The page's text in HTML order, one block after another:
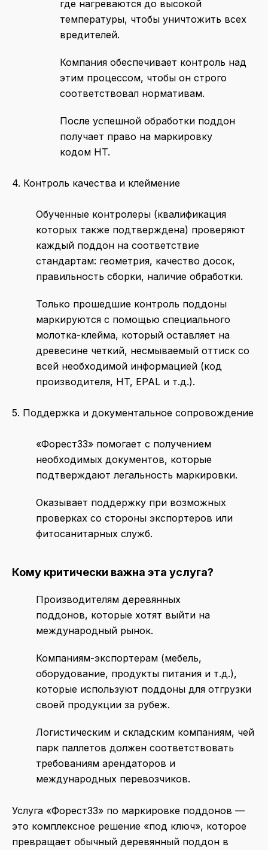
где нагреваются до высокой
температуры, чтобы уничтожить всех
вредителей.
Компания обеспечивает контроль над
этим процессом, чтобы он строго
соответствовал нормативам.
После успешной обработки поддон
получает право на маркировку
кодом HT.
4. Контроль качества и клеймение
Обученные контролеры (квалификация
которых также подтверждена) проверяют
каждый поддон на соответствие
стандартам: геометрия, качество досок,
правильность сборки, наличие обработки.
Только прошедшие контроль поддоны
маркируются с помощью специального
молотка-клейма, который оставляет на
древесине четкий, несмываемый оттиск со
всей необходимой информацией (код
производителя, HT, EPAL и т.д.).
5. Поддержка и документальное сопровождение
«Форест33» помогает с получением
необходимых документов, которые
подтверждают легальность маркировки.
Оказывает поддержку при возможных
проверках со стороны экспортеров или
фитосанитарных служб.
Кому критически важна эта услуга?
Производителям деревянных
поддонов, которые хотят выйти на
международный рынок.
Компаниям-экспортерам (мебель,
оборудование, продукты питания и т.д.),
которые используют поддоны для отгрузки
своей продукции за рубеж.
Логистическим и складским компаниям, чей
парк паллетов должен соответствовать
требованиям арендаторов и
международных перевозчиков.
Услуга «Форест33» по маркировке поддонов —
это комплексное решение «под ключ», которое
превращает обычный деревянный поддон в